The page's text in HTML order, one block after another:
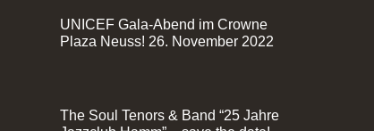
UNICEF Gala-Abend im Crowne
Plaza Neuss! 26. November 2022
The Soul Tenors & Band “25 Jahre